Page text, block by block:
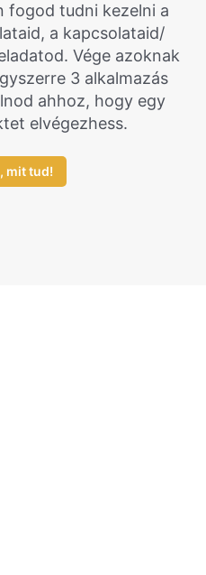
fogod tudni kezelni a
a kapcsolataid/
Vége azoknak
3 alkalmazás
ahhoz, hogy egy
elvégezhess.
mit tud!